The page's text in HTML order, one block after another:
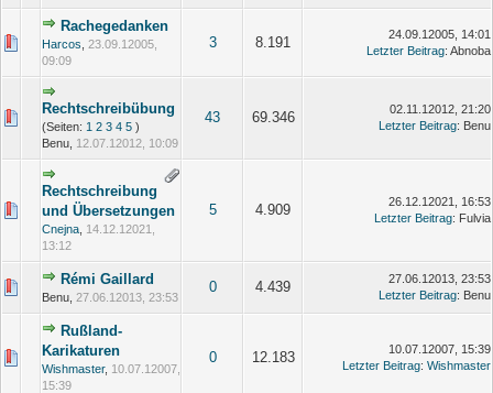
Rachegedanken
Harcos 23.09.12005,
09:09
3 8.191
24.09.12005, 14:01
Letzter Beitrag: Abnoba
Rechtschreibübung
(Seiten: 1 2 3 4 5 )
Benu, 12.07.12012, 10:09
43 69.346
02.11.12012, 21:20
Letzter Beitrag: Benu
Rechtschreibung
und Übersetzungen
Cnejna 14.12.12021,
13:12
5 4.909
26.12.12021, 16:53
Letzter Beitrag: Fulvia
Rémi Gaillard
Benu, 27.06.12013, 23:53
0 4.439
27.06.12013, 23:53
Letzter Beitrag: Benu
Rußland-
Karikaturen
Wishmaster, 10.07.12007,
15:39
0 12.183
10.07.12007, 15:39
Letzter Beitrag: Wishmaster